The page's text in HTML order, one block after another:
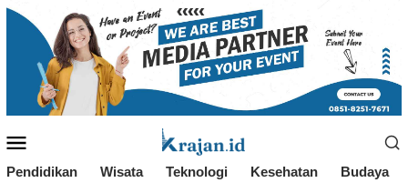
Loncat
Mobile
Pendidikan Wisata Teknologi Kesehatan Budaya